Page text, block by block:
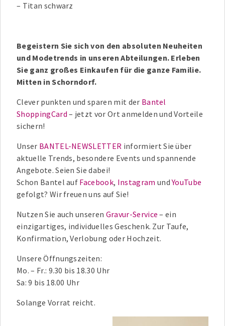
– Titan schwarz
Begeistern Sie sich von den absoluten Neuheiten
und Modetrends in unseren Abteilungen. Erleben
Sie ganz großes Einkaufen für die ganze Familie.
Mitten in Schorndorf.
Clever punkten und sparen mit der Bantel
ShoppingCard – jetzt vor Ort anmelden und Vorteile
sichern!
Unser BANTEL-NEWSLETTER informiert Sie über
aktuelle Trends, besondere Events und spannende
Angebote. Seien Sie dabei!
Schon Bantel auf Facebook, Instagram undYouTube
gefolgt? Wir freuen uns auf Sie!
Nutzen Sie auch unseren Gravur-Service – ein
einzigartiges, individuelles Geschenk. Zur Taufe,
Konfirmation, Verlobung oder Hochzeit.
Unsere Öffnungszeiten:
Mo. – Fr.: 9.30 bis 18.30 Uhr
Sa: 9 bis 18.00 Uhr
Solange Vorrat reicht.